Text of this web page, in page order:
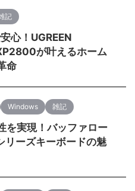
記
心！UGREEN
が叶えるホーム
命
Windows 雑記
を実現！バッファロー
リーズキーボードの魅